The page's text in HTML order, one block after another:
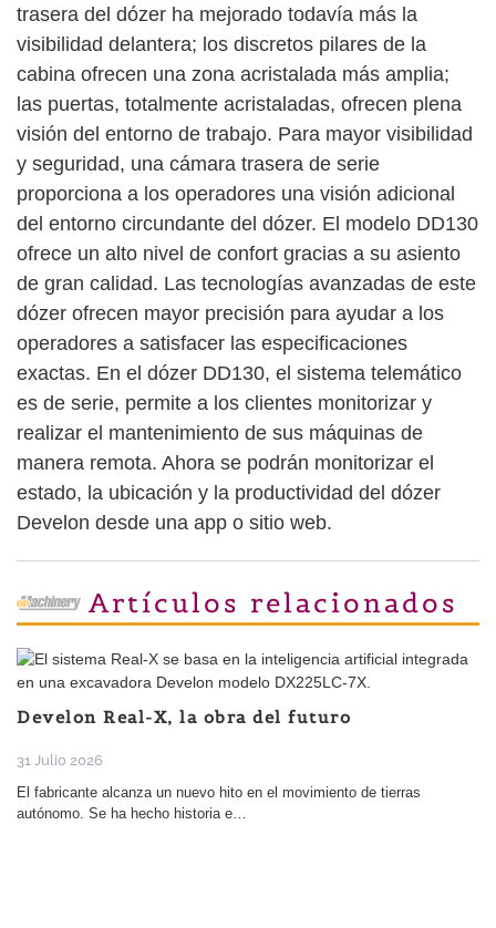
trasera del dózer ha mejorado todavía más la
visibilidad delantera; los discretos pilares de la
cabina ofrecen una zona acristalada más amplia;
las puertas, totalmente acristaladas, ofrecen plena
visión del entorno de trabajo. Para mayor visibilidad
y seguridad, una cámara trasera de serie
proporciona a los operadores una visión adicional
del entorno circundante del dózer. El modelo DD130
ofrece un alto nivel de confort gracias a su asiento
de gran calidad. Las tecnologías avanzadas de este
dózer ofrecen mayor precisión para ayudar a los
operadores a satisfacer las especificaciones
exactas. En el dózer DD130, el sistema telemático
es de serie, permite a los clientes monitorizar y
realizar el mantenimiento de sus máquinas de
manera remota. Ahora se podrán monitorizar el
estado, la ubicación y la productividad del dózer
Develon desde una app o sitio web.
Artículos relacionados
Develon Real-X, la obra del futuro
31 Julio 2026
El fabricante alcanza un nuevo hito en el movimiento de tierras
autónomo. Se ha hecho historia e…